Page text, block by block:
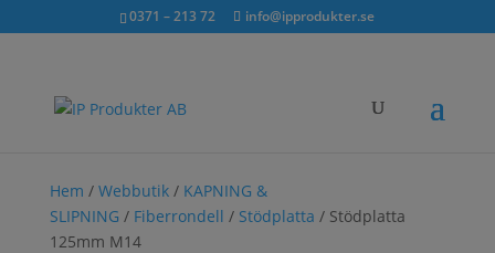
inkl. moms0371 – 213 72 info@ipprodukter.se
Sök...
×
Hem / Webbutik/ KAPNING &
SLIPNING / Fiberrondell / Stödplatta / Stödplatta
125mm M14